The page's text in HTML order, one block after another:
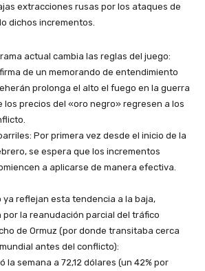
extracciones rusas por los ataques de
dichos incrementos.
actual cambia las reglas del juego:
de un memorando de entendimiento
prolonga el alto el fuego en la guerra
los precios del «oro negro» regresen a los
Por primera vez desde el inicio de la
se espera que los incrementos
a aplicarse de manera efectiva.
ya reflejan esta tendencia a la baja,
la reanudación parcial del tráfico
de Ormuz (por donde transitaba cerca
antes del conflicto):
la semana a 72,12 dólares (un 42% por